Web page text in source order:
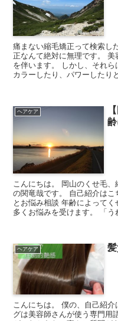
痛まない縮毛矯正って検索し
正なんて絶対に無理です。
を伴います。 しかし、それ
カラーしたり、パワーしたり
ヘアケア
こんにちは。 岡山のくせ毛
の関竜哉です。 自己紹介は
とお悩み相談 年齢によってく
多くお悩みを受けます。 「う
ヘアケア
こんにちは。 僕の、自己紹
グは美容師さんが使う専門用